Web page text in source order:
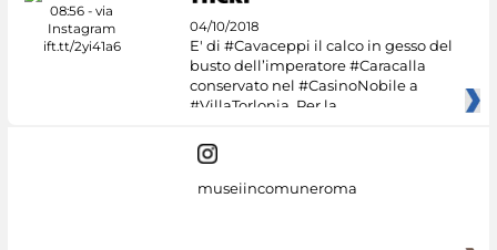
04/10/2018
E' di #Cavaceppi il calco in gesso del
busto dell’imperatore #Caracalla
conservato nel #CasinoNobile a
#VillaTorlonia. Per la
museiincomuneroma